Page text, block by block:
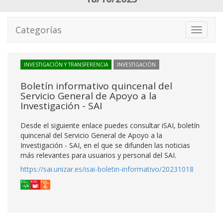
Toggle
Categorías
INVESTIGACIÓN Y TRANSFERENCIA INVESTIGACIÓN
Boletín informativo quincenal del
Servicio General de Apoyo a la
Investigación - SAI
Desde el siguiente enlace puedes consultar iSAI, boletín
quincenal del Servicio General de Apoyo a la
Investigación - SAI, en el que se difunden las noticias
más relevantes para usuarios y personal del SAI.
https://sai.unizar.es/isai-boletin-informativo/20231018